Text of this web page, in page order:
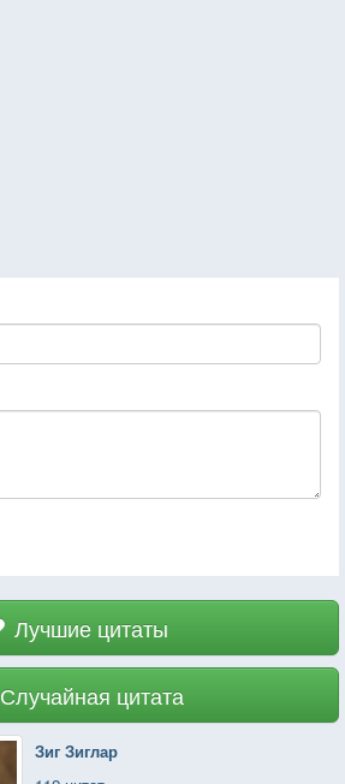
Лучшие цитаты
Случайная цитата
Зиг Зиглар